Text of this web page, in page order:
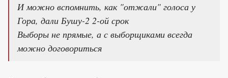
И можно вспомнить, как "отжали" голоса у
Гора, дали Бушу-2 2-ой срок
Выборы не прямые, а с выборщиками всегда
можно договориться